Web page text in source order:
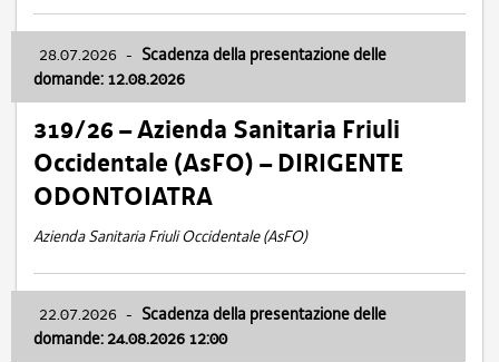
28.07.2026 - Scadenza della presentazione delle
domande: 12.08.2026
319/26 – Azienda Sanitaria Friuli
Occidentale (AsFO) – DIRIGENTE
ODONTOIATRA
Azienda Sanitaria Friuli Occidentale (AsFO)
22.07.2026 - Scadenza della presentazione delle
domande: 24.08.2026 12:00